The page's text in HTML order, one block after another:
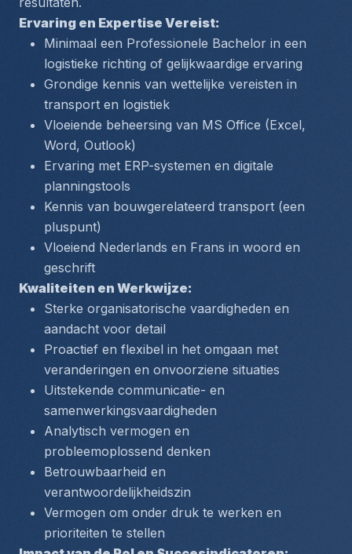
Ervaring en Expertise Vereist:
Minimaal een Professionele Bachelor in een
logistieke richting of gelijkwaardige ervaring
Grondige kennis van wettelijke vereisten in
transport en logistiek
Vloeiende beheersing van MS Office (Excel,
Word, Outlook)
Ervaring met ERP-systemen en digitale
planningstools
Kennis van bouwgerelateerd transport (een
pluspunt)
Vloeiend Nederlands en Frans in woord en
geschrift
Kwaliteiten en Werkwijze:
Sterke organisatorische vaardigheden en
aandacht voor detail
Proactief en flexibel in het omgaan met
veranderingen en onvoorziene situaties
Uitstekende communicatie- en
samenwerkingsvaardigheden
Analytisch vermogen en
probleemoplossend denken
Betrouwbaarheid en
verantwoordelijkheidszin
Vermogen om onder druk te werken en
prioriteiten te stellen